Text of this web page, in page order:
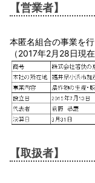
【営業者】
本匿名組合の事業を
（2017年2月28日現在
【取扱者】